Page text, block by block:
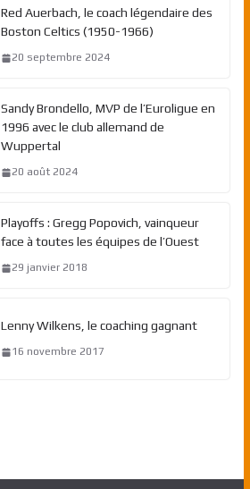
Red Auerbach, le coach légendaire des
Boston Celtics (1950-1966)
20 septembre 2024
Sandy Brondello, MVP de l’Euroligue en
1996 avec le club allemand de
Wuppertal
20 août 2024
Playoffs : Gregg Popovich, vainqueur
face à toutes les équipes de l’Ouest
29 janvier 2018
Lenny Wilkens, le coaching gagnant
16 novembre 2017